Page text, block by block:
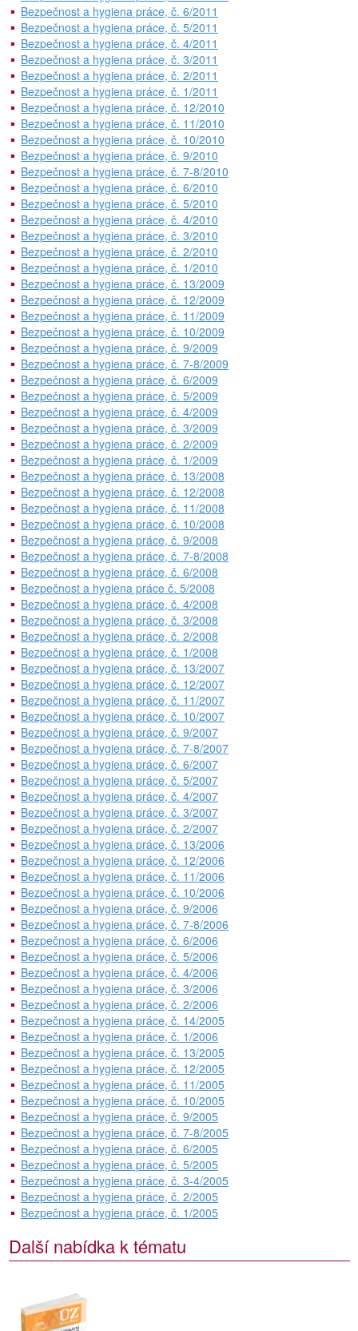
Bezpečnost a hygiena práce, č. 6/2011
Bezpečnost a hygiena práce, č. 5/2011
Bezpečnost a hygiena práce, č. 4/2011
Bezpečnost a hygiena práce, č. 3/2011
Bezpečnost a hygiena práce, č. 2/2011
Bezpečnost a hygiena práce, č. 1/2011
Bezpečnost a hygiena práce, č. 12/2010
Bezpečnost a hygiena práce, č. 11/2010
Bezpečnost a hygiena práce, č. 10/2010
Bezpečnost a hygiena práce, č. 9/2010
Bezpečnost a hygiena práce, č. 7-8/2010
Bezpečnost a hygiena práce, č. 6/2010
Bezpečnost a hygiena práce, č. 5/2010
Bezpečnost a hygiena práce, č. 4/2010
Bezpečnost a hygiena práce, č. 3/2010
Bezpečnost a hygiena práce, č. 2/2010
Bezpečnost a hygiena práce, č. 1/2010
Bezpečnost a hygiena práce, č. 13/2009
Bezpečnost a hygiena práce, č. 12/2009
Bezpečnost a hygiena práce, č. 11/2009
Bezpečnost a hygiena práce, č. 10/2009
Bezpečnost a hygiena práce, č. 9/2009
Bezpečnost a hygiena práce, č. 7-8/2009
Bezpečnost a hygiena práce, č. 6/2009
Bezpečnost a hygiena práce, č. 5/2009
Bezpečnost a hygiena práce, č. 4/2009
Bezpečnost a hygiena práce, č. 3/2009
Bezpečnost a hygiena práce, č. 2/2009
Bezpečnost a hygiena práce, č. 1/2009
Bezpečnost a hygiena práce, č. 13/2008
Bezpečnost a hygiena práce, č. 12/2008
Bezpečnost a hygiena práce, č. 11/2008
Bezpečnost a hygiena práce, č. 10/2008
Bezpečnost a hygiena práce, č. 9/2008
Bezpečnost a hygiena práce, č. 7-8/2008
Bezpečnost a hygiena práce, č. 6/2008
Bezpečnost a hygiena práce č. 5/2008
Bezpečnost a hygiena práce, č. 4/2008
Bezpečnost a hygiena práce, č. 3/2008
Bezpečnost a hygiena práce, č. 2/2008
Bezpečnost a hygiena práce, č. 1/2008
Bezpečnost a hygiena práce, č. 13/2007
Bezpečnost a hygiena práce, č. 12/2007
Bezpečnost a hygiena práce, č. 11/2007
Bezpečnost a hygiena práce, č. 10/2007
Bezpečnost a hygiena práce, č. 9/2007
Bezpečnost a hygiena práce, č. 7-8/2007
Bezpečnost a hygiena práce, č. 6/2007
Bezpečnost a hygiena práce, č. 5/2007
Bezpečnost a hygiena práce, č. 4/2007
Bezpečnost a hygiena práce, č. 3/2007
Bezpečnost a hygiena práce, č. 2/2007
Bezpečnost a hygiena práce, č. 13/2006
Bezpečnost a hygiena práce, č. 12/2006
Bezpečnost a hygiena práce, č. 11/2006
Bezpečnost a hygiena práce, č. 10/2006
Bezpečnost a hygiena práce, č. 9/2006
Bezpečnost a hygiena práce, č. 7-8/2006
Bezpečnost a hygiena práce, č. 6/2006
Bezpečnost a hygiena práce, č. 5/2006
Bezpečnost a hygiena práce, č. 4/2006
Bezpečnost a hygiena práce, č. 3/2006
Bezpečnost a hygiena práce, č. 2/2006
Bezpečnost a hygiena práce, č. 14/2005
Bezpečnost a hygiena práce, č. 1/2006
Bezpečnost a hygiena práce, č. 13/2005
Bezpečnost a hygiena práce, č. 12/2005
Bezpečnost a hygiena práce, č. 11/2005
Bezpečnost a hygiena práce, č. 10/2005
Bezpečnost a hygiena práce, č. 9/2005
Bezpečnost a hygiena práce, č. 7-8/2005
Bezpečnost a hygiena práce, č. 6/2005
Bezpečnost a hygiena práce, č. 5/2005
Bezpečnost a hygiena práce, č. 3-4/2005
Bezpečnost a hygiena práce, č. 2/2005
Bezpečnost a hygiena práce, č. 1/2005
Další nabídka k tématu